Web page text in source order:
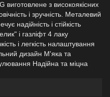
виготовлене з високоякісних
і зручність. Металевий
надійність і стійкість
і газліфт 4 лаку
і легкість налаштування
дизайн М'яка та
Надійна та міцна